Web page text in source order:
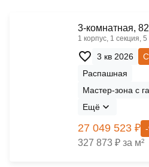
3-комнатная,
1 корпус, 1 секция,
3 кв 2026
Распашная
Мастер-зона с
Ещё
27 049 523 ₽
327 873 ₽ за м²